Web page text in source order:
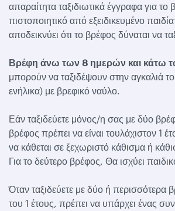
απαραίτητα ταξιδιωτικά έγγραφα για
πιστοποιητικό από εξειδικευμένο
αποδεικνύει ότι το βρέφος δύναται να
Βρέφη άνω των 8 ημερών και κάτω
μπορούν να ταξιδέψουν στην αγκαλιά
ενήλικα) με βρεφικό ναύλο.
Εάν ταξιδεύετε μόνος/η σας με δύο
βρέφος πρέπει να είναι τουλάχιστον 1
να κάθεται σε ξεχωριστό κάθισμα ή
Για το δεύτερο βρέφος, Θα ισχύει
Όταν ταξιδεύετε με δύο ή περισσότερα
του 1 έτους, πρέπει να υπάρχει ένας